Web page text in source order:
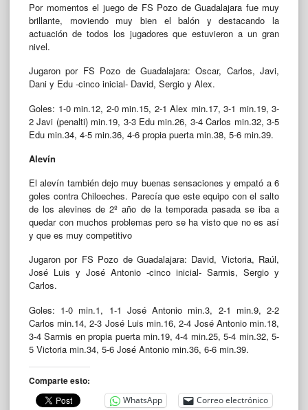
Por momentos el juego de FS Pozo de Guadalajara fue muy
brillante, moviendo muy bien el balón y destacando la
actuación de todos los jugadores que estuvieron a un gran
nivel.
Jugaron por FS Pozo de Guadalajara: Oscar, Carlos, Javi,
Dani y Edu -cinco inicial- David, Sergio y Alex.
Goles: 1-0 min.12, 2-0 min.15, 2-1 Alex min.17, 3-1 min.19, 3-
2 Javi (penalti) min.19, 3-3 Edu min.26, 3-4 Carlos min.32, 3-5
Edu min.34, 4-5 min.36, 4-6 propia puerta min.38, 5-6 min.39.
Alevín
El alevín también dejo muy buenas sensaciones y empató a 6
goles contra Chiloeches. Parecía que este equipo con el salto
de los alevines de 2º año de la temporada pasada se iba a
quedar con muchos problemas pero se ha visto que no es así
y que es muy competitivo
Jugaron por FS Pozo de Guadalajara: David, Victoria, Raúl,
José Luis y José Antonio -cinco inicial- Sarmis, Sergio y
Carlos.
Goles: 1-0 min.1, 1-1 José Antonio min.3, 2-1 min.9, 2-2
Carlos min.14, 2-3 José Luis min.16, 2-4 José Antonio min.18,
3-4 Sarmis en propia puerta min.19, 4-4 min.25, 5-4 min.32, 5-
5 Victoria min.34, 5-6 José Antonio min.36, 6-6 min.39.
Comparte esto:
WhatsApp Correo electrónico